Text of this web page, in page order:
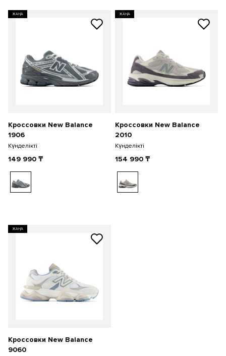
ЖАҢА
Кроссовки New Balance
1906
Күнделікті
149 990 ₸
ЖАҢА
Кроссовки New Balance
2010
Күнделікті
154 990 ₸
ЖАҢА
Кроссовки New Balance
9060